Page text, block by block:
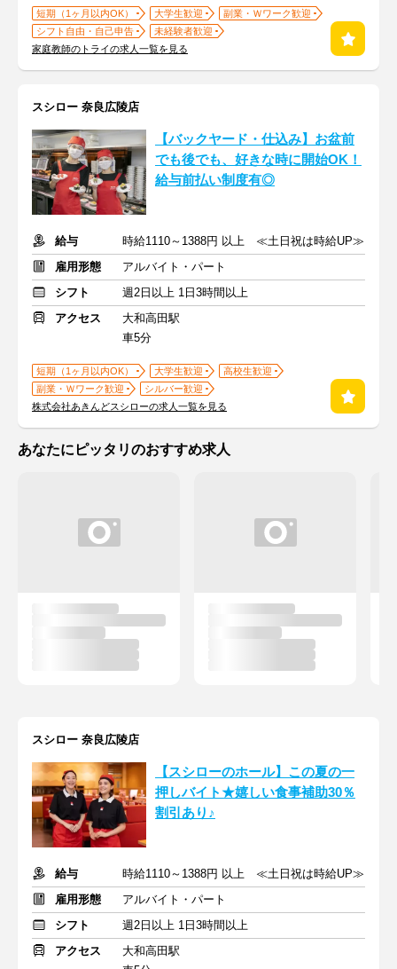
短期（1ヶ月以内OK） 大学生歓迎
副業・Ｗワーク歓迎
シフト自由・自己申告
未経験者歓迎
家庭教師のトライの求人一覧を見る
スシロー 奈良広陵店
【バックヤード・仕込み】お盆前
でも後でも、好きな時に開始OK！
給与前払い制度有◎
給与
時給1110～1388円 以上 ≪土日祝は時給UP≫
雇用形態
アルバイト・パート
シフト
週2日以上 1日3時間以上
アクセス
大和高田駅
車5分
短期（1ヶ月以内OK） 大学生歓迎
高校生歓迎
副業・Ｗワーク歓迎
シルバー歓迎
株式会社あきんどスシローの求人一覧を見る
あなたにピッタリのおすすめ求人
スシロー 奈良広陵店
【スシローのホール】この夏の一
押しバイト★嬉しい食事補助30％
割引あり♪
給与
時給1110～1388円 以上 ≪土日祝は時給UP≫
雇用形態
アルバイト・パート
シフト
週2日以上 1日3時間以上
アクセス
大和高田駅